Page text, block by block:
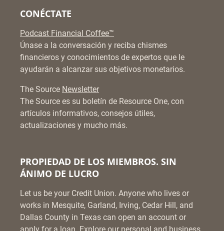
CONÉCTATE
Podcast Financial Coffee™
Únase a la conversación y reciba chismes
financieros y conocimientos de expertos que le
ayudarán a alcanzar sus objetivos monetarios.
The Source Newsletter
The Source es su boletín de Resource One, con
artículos informativos, consejos útiles,
actualizaciones y mucho más.
PROPIEDAD DE LOS MIEMBROS. SIN
ÁNIMO DE LUCRO
Let us be your Credit Union. Anyone who lives or
works in Mesquite, Garland, Irving, Cedar Hill, and
Dallas County in Texas can open an account or